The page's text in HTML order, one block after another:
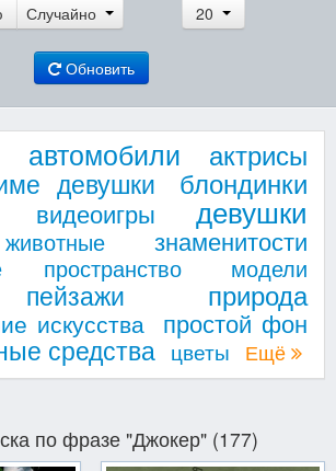
Случайно 20
Обновить
автомобили актрисы
девушки блондинки
видеоигры девушки
животные знаменитости
пространство модели
пейзажи природа
искусства простой фон
средства цветы Ещё
по фразе "Джокер" (177)